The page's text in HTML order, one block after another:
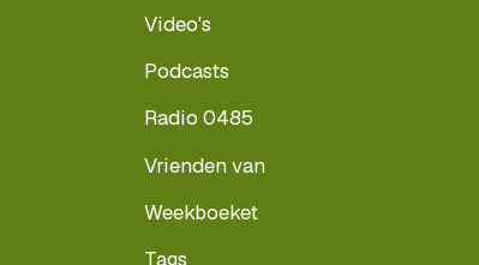
Video's
Podcasts
Radio 0485
Vrienden van
Weekboeket
Tags